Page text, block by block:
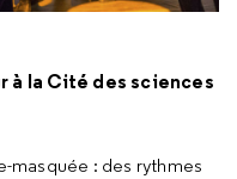
à la Cité des sciences
masquée : des rythmes